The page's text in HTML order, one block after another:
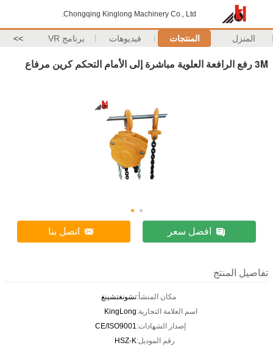
Chongqing Kinglong Machinery Co., Ltd.
المنزل المنتجات فيديوهات برنامج VR >>
3M رفع الرافعة العلوية مباشرة إلى الأمام التحكم كرين مرفاع
افضل سعر اتصل بنا
تفاصيل المنتج
مكان المنشأ:تشونغتشينغ
اسم العلامة التجارية:KingLong
إصدار الشهادات:CE/ISO9001
رقم الموديل:HSZ-K